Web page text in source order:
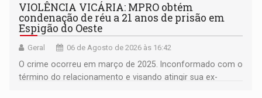
VIOLÊNCIA VICÁRIA: MPRO obtém
condenação de réu a 21 anos de prisão em
Espigão do Oeste
Geral 06 de Agosto de 2026 às 16:42
O crime ocorreu em março de 2025. Inconformado com o
término do relacionamento e visando atingir sua ex-